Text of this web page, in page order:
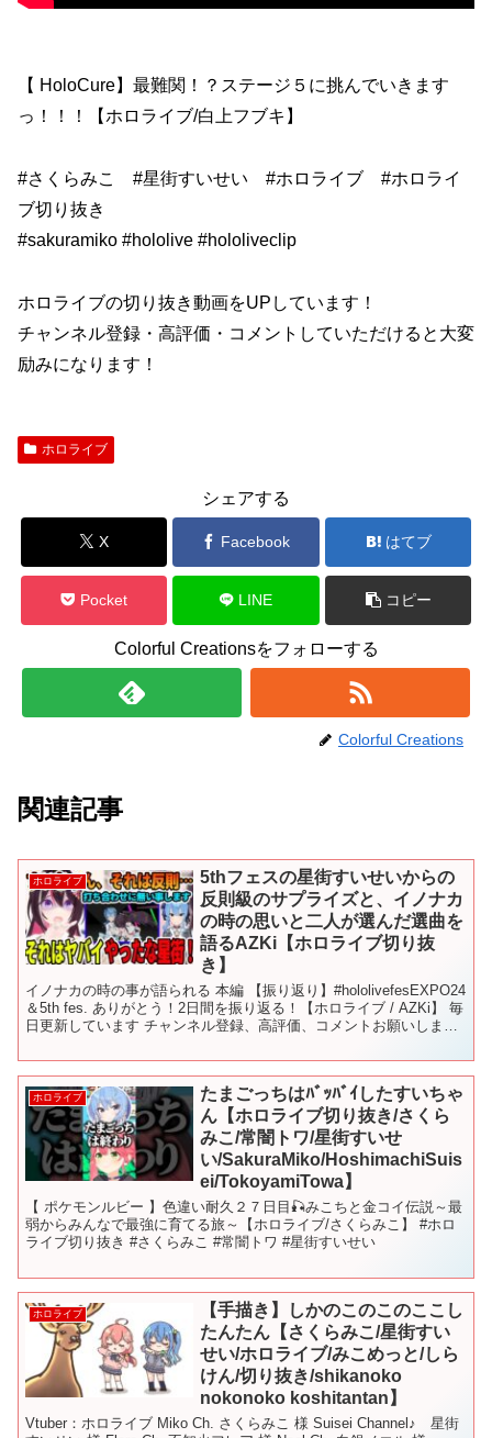
【 HoloCure】最難関！？ステージ５に挑んでいきます
っ！！！【ホロライブ/白上フブキ】
#さくらみこ #星街すいせい #ホロライブ #ホロライ
ブ切り抜き
#sakuramiko #hololive #hololiveclip
ホロライブの切り抜き動画をUPしています！
チャンネル登録・高評価・コメントしていただけると大変
励みになります！
ホロライブ
シェアする
X Facebook はてブ
Pocket LINE コピー
Colorful Creationsをフォローする
Colorful Creations
関連記事
ホロライブ
5thフェスの星街すいせいからの
反則級のサプライズと、イノナカ
の時の思いと二人が選んだ選曲を
語るAZKi【ホロライブ切り抜
き】
イノナカの時の事が語られる 本編 【振り返り】#hololivefesEXPO24
＆5th fes. ありがとう！2日間を振り返る！【ホロライブ / AZKi】 毎
日更新しています チャンネル登録、高評価、コメントお願いしま
ホロライブ
たまごっちはﾊﾞｯﾊﾞｲしたすいちゃ
ん【ホロライブ切り抜き/さくら
みこ/常闇トワ/星街すいせ
い/SakuraMiko/HoshimachiSuis
ei/TokoyamiTowa】
【 ポケモンルビー 】色違い耐久２７日目🎣みこちと金コイ伝説～最
弱からみんなで最強に育てる旅～【ホロライブ/さくらみこ】 #ホロ
ライブ切り抜き #さくらみこ #常闇トワ #星街すいせい
ホロライブ
【手描き】しかのこのこのここし
たんたん【さくらみこ/星街すい
せい/ホロライブ/みこめっと/しら
けん/切り抜き/shikanoko
nokonoko koshitantan】
Vtuber：ホロライブ Miko Ch. さくらみこ 様 Suisei Channel♪ 星街